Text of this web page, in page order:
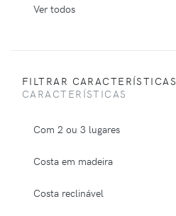
Ver todos
FILTRAR CARACTERÍSTICAS
CARACTERÍSTICAS
Com 2 ou 3 lugares
Costa em madeira
Costa reclinável